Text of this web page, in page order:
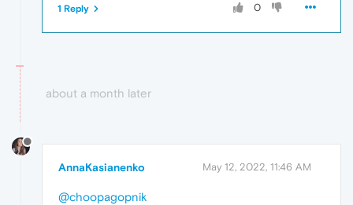
0
1 Reply
about a month later
AnnaKasianenko May 12, 2022, 11:46 AM
@choopagopnik